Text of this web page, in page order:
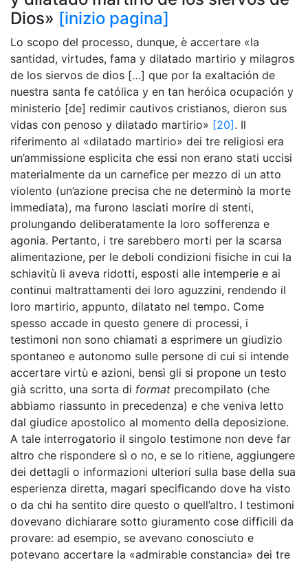
Dios» [inizio pagina]
Lo scopo del processo, dunque, è accertare «la
santidad, virtudes, fama y dilatado martirio y milagros
de los siervos de dios […] que por la exaltación de
nuestra santa fe católica y en tan heróica ocupación y
ministerio [de] redimir cautivos cristianos, dieron sus
vidas con penoso y dilatado martirio» [20] . Il
riferimento al «dilatado martirio» dei tre religiosi era
un’ammissione esplicita che essi non erano stati uccisi
materialmente da un carnefice per mezzo di un atto
violento (un’azione precisa che ne determinò la morte
immediata), ma furono lasciati morire di stenti,
prolungando deliberatamente la loro sofferenza e
agonia. Pertanto, i tre sarebbero morti per la scarsa
alimentazione, per le deboli condizioni fisiche in cui la
schiavitù li aveva ridotti, esposti alle intemperie e ai
continui maltrattamenti dei loro aguzzini, rendendo il
loro martirio, appunto, dilatato nel tempo. Come
spesso accade in questo genere di processi, i
testimoni non sono chiamati a esprimere un giudizio
spontaneo e autonomo sulle persone di cui si intende
accertare virtù e azioni, bensì gli si propone un testo
già scritto, una sorta di format precompilato (che
abbiamo riassunto in precedenza) e che veniva letto
dal giudice apostolico al momento della deposizione.
A tale interrogatorio il singolo testimone non deve far
altro che rispondere sì o no, e se lo ritiene, aggiungere
dei dettagli o informazioni ulteriori sulla base della sua
esperienza diretta, magari specificando dove ha visto
o da chi ha sentito dire questo o quell’altro. I testimoni
dovevano dichiarare sotto giuramento cose difficili da
provare: ad esempio, se avevano conosciuto e
potevano accertare la «admirable constancia» dei tre